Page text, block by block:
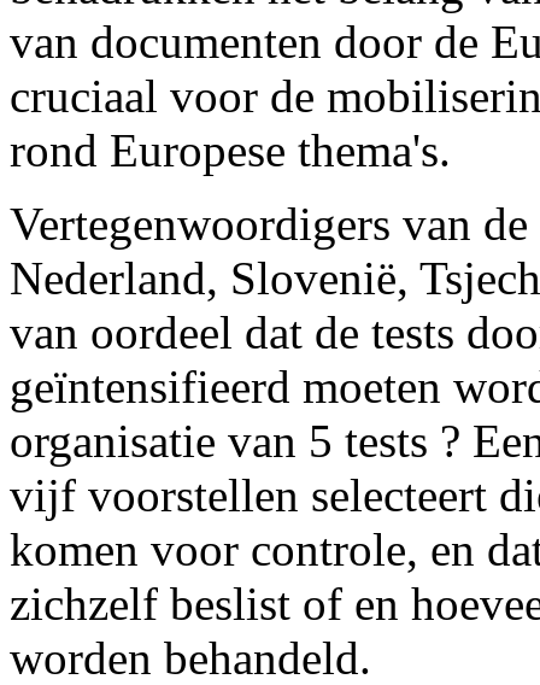
van documenten door de
cruciaal voor de
rond Europese thema's.
Vertegenwoordigers van
Nederland, Slovenië,
van oordeel dat de tests
geïntensifieerd moeten
organisatie van 5 tests ?
vijf voorstellen selecteert
komen voor controle, en
zichzelf beslist of en
worden behandeld.